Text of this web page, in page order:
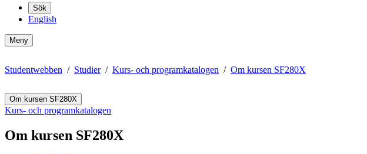
Sök
English
Meny
Studentwebben Studier Kurs- och programkatalogen Om kursen SF280X
Om kursen SF280X
Kurs- och programkatalogen
Om kursen SF280X